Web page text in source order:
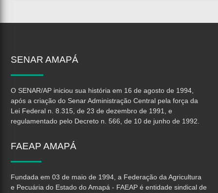
SENAR AMAPÁ
O SENAR/AP iniciou sua história em 16 de agosto de 1994,
após a criação do Senar Administração Central pela força da
Lei Federal n. 8.315, de 23 de dezembro de 1991, e
regulamentado pelo Decreto n. 566, de 10 de junho de 1992.
FAEAP AMAPÁ
Fundada em 03 de maio de 1994, a Federação da Agricultura
e Pecuária do Estado do Amapá - FAEAP é entidade sindical de